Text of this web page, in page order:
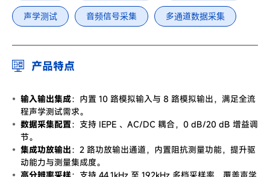
声学测试 音频信号采集 多通道数据采集
产品特点
输入输出集成：内置 10 路模拟输入与 8 路模拟输出，满足全流
程声学测试需求。
数据采集配置：支持 IEPE 、AC/DC 耦合，0 dB/20 dB 增益调
节。
集成功放输出：2 路功放输出通道，内置阻抗测量功能，提升驱
动能力与测量集成度。
高分辨率采样：支持 44.1kHz 至 192kHz 多档采样率，覆盖声学